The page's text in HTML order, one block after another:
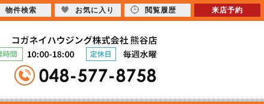
物件検索 お気に入り 閲覧履歴 来店予約